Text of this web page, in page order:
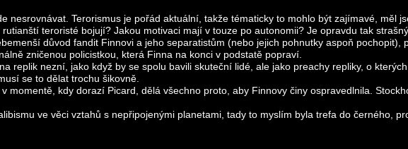
nesrovnávat. Terorismus je pořád aktuální, takže tématicky to mohlo být zajímavé, měl
teroristé bojují? Jakou motivaci mají v touze po autonomii? Je opravdu tak
důvod fandit Finnovi a jeho separatistům (nebo jejich pohnutky aspoň pochopit),
zničenou policistkou, která Finna na konci v podstatě popraví.
replik nezní, jako když by se spolu bavili skuteční lidé, ale jako preachy repliky, o
se to dělat trochu šikovně.
momentě, kdy dorazí Picard, dělá všechno proto, aby Finnovy činy ospravedlnila.
ve věci vztahů s nepřipojenými planetami, tady to myslím byla trefa do černého,